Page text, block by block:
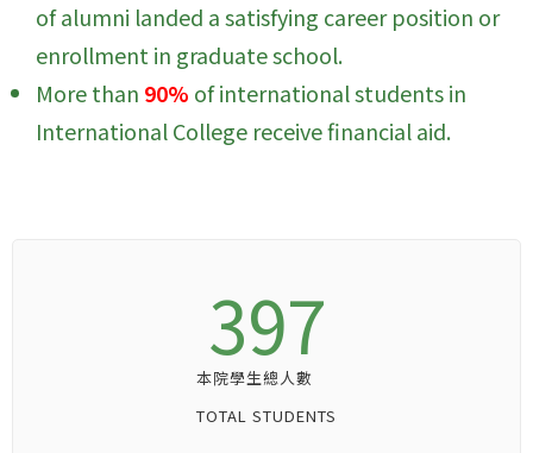
of alumni landed a satisfying career position or
enrollment in graduate school.
More than 90% of international students in
International College receive financial aid.
本院學生總人數
TOTAL STUDENTS
397